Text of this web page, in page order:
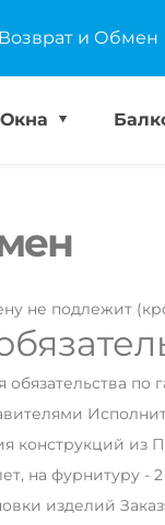
Возврат и Обмен
Окна
не подлежит
обязательства
конструкций из
на фурнитуру - 2
изделий